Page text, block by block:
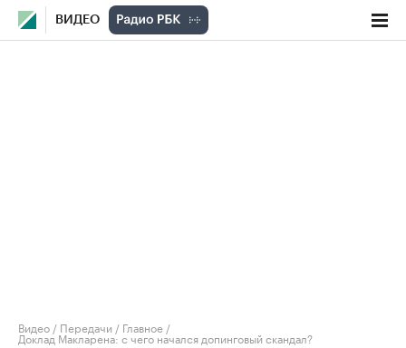
ВИДЕО
Видео / Передачи / Главное /
Доклад Макларена: с чего начался допинговый скандал?